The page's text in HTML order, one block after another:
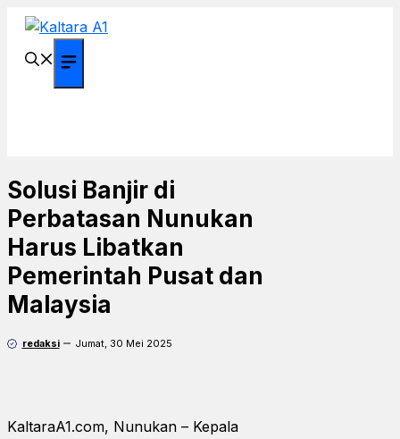
Langsung
Solusi Banjir di
Perbatasan Nunukan
Harus Libatkan
Pemerintah Pusat dan
Malaysia
redaksi Jumat, 30 Mei 2025
KaltaraA1.com, Nunukan – Kepala